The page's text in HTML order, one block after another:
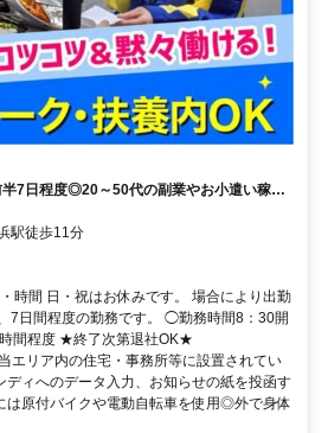
7日程度◎20～50代の副業やお小遣い稼ぎ
駅徒歩11分
時間 日・祝はお休みです。 場合により出勤
7日間程度の勤務です。 ◯勤務時間8：30開
間程度 ★終了次第退社OK★
エリア内の住宅・事務所等に設置されてい
ディへのデータ入力、お知らせの紙を投函す
は原付バイクや電動自転車を使用◎外で身体